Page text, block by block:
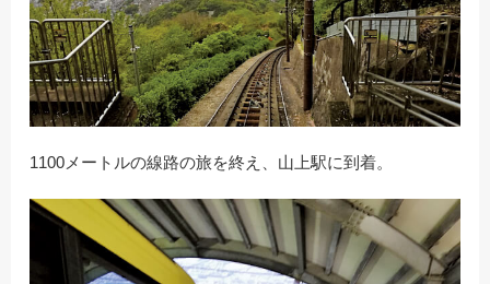
1100メートルの線路の旅を終え、山上駅に到着。